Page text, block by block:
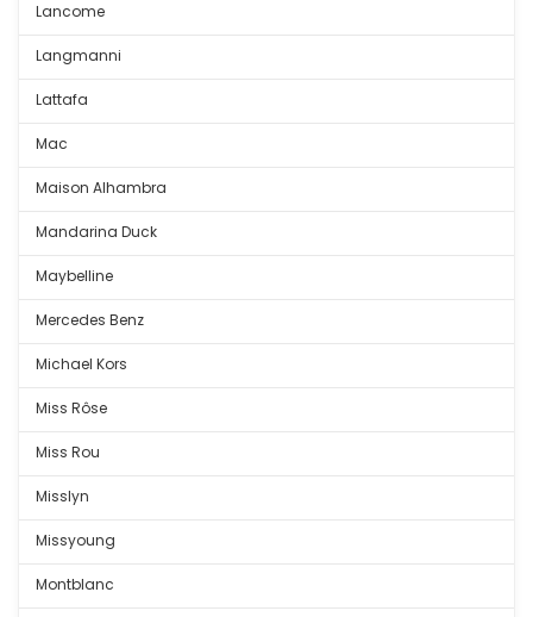
Lancome
Langmanni
Lattafa
Mac
Maison Alhambra
Mandarina Duck
Maybelline
Mercedes Benz
Michael Kors
Miss Rôse
Miss Rou
Misslyn
Missyoung
Montblanc